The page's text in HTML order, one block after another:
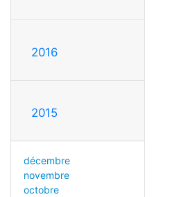
2016
2015
décembre
novembre
octobre